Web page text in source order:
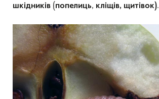
шкідників (попелиць, кліщів, щитівок).